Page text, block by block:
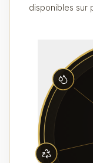
disponibles sur